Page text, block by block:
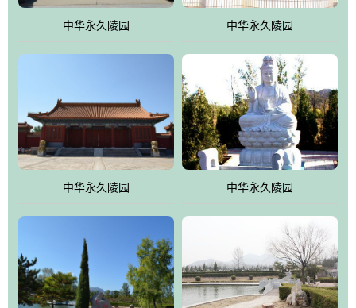
中华永久陵园 中华永久陵园
中华永久陵园 中华永久陵园